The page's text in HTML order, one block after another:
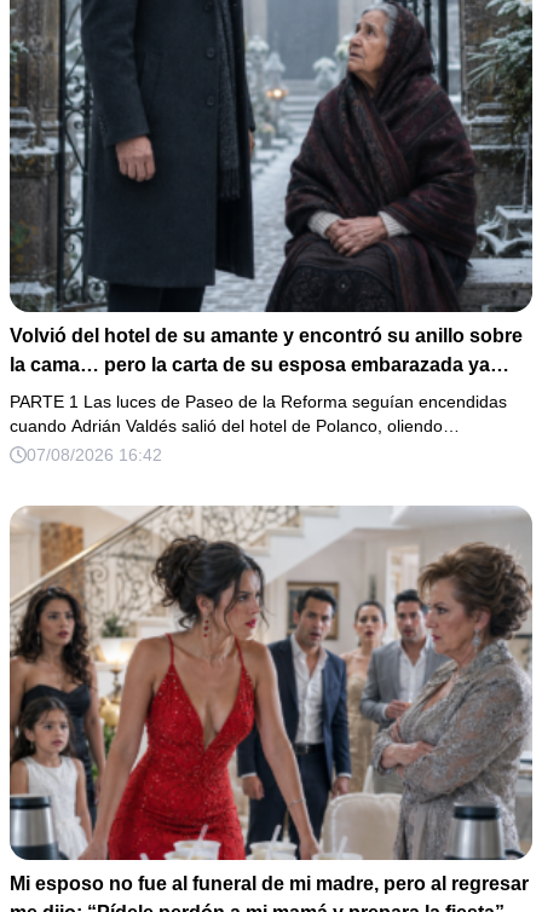
Volvió del hotel de su amante y encontró su anillo sobre
la cama… pero la carta de su esposa embarazada ya
había puesto en marcha su ruina
PARTE 1 Las luces de Paseo de la Reforma seguían encendidas
cuando Adrián Valdés salió del hotel de Polanco, oliendo…
07/08/2026 16:42
Mi esposo no fue al funeral de mi madre, pero al regresar